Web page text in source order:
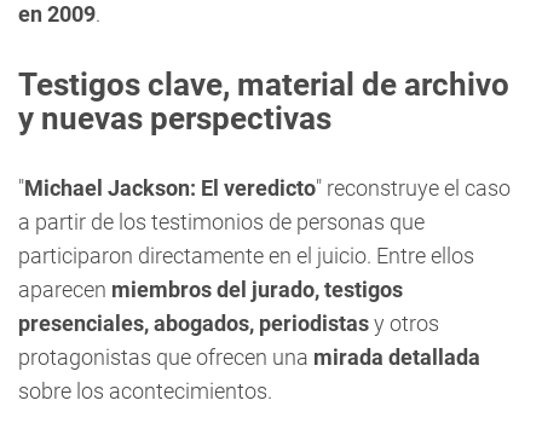
en 2009.
Testigos clave, material de archivo
y nuevas perspectivas
"Michael Jackson: El veredicto" reconstruye el caso
a partir de los testimonios de personas que
participaron directamente en el juicio. Entre ellos
aparecen miembros del jurado, testigos
presenciales, abogados, periodistasy otros
protagonistas que ofrecen una mirada detallada
sobre los acontecimientos.